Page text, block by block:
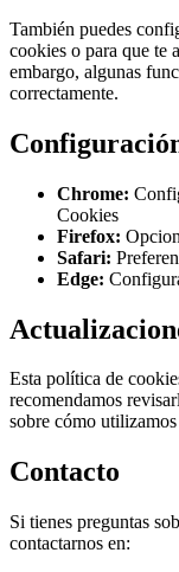
También puedes
cookies o para que te
embargo, algunas
correctamente.
Chrome:
Cookies
Firefox:
Safari:
Edge:
Esta política de
recomendamos
sobre cómo
Contacto
Si tienes preguntas
contactarnos en: